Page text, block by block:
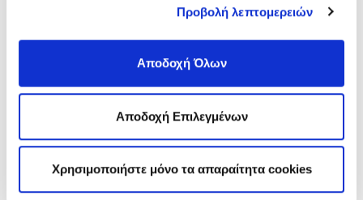
Προβολή λεπτομερειών
Αποδοχή Όλων
Αποδοχή Επιλεγμένων
Χρησιμοποιήστε μόνο τα απαραίτητα cookies
ΑΘΗΝΑ
Σισίνη 18 & Ηριδανού(κεντρικό κτήριο)
T.:210 7264700
info@edoeap.gr
Ορμινίου 38